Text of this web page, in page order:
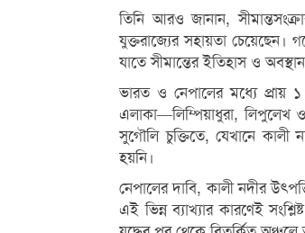
তিনি আরও জানান,
যুক্তরাজ্যের সহায়তা
যাতে সীমান্তের ইতিহাস ও
ভারত ও নেপালের মধ্যে প্রায় ১
এলাকা—লিম্পিয়াধুরা, লিপুলেখ
সুগৌলি চুক্তিতে, যেখানে কালী
হয়নি।
নেপালের দাবি, কালী নদীর
এই ভিন্ন ব্যাখ্যার কারণেই